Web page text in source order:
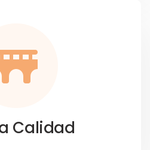
Calidad